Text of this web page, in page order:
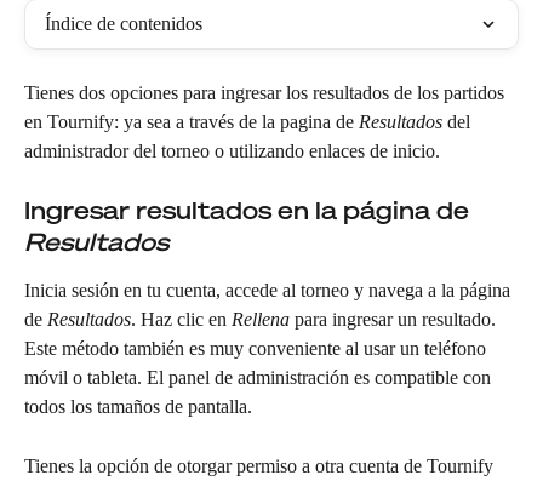
Índice de contenidos
Tienes dos opciones para ingresar los resultados de los partidos
en Tournify: ya sea a través de la pagina de Resultados del
administrador del torneo o utilizando enlaces de inicio.
Ingresar resultados en la página de
Resultados
Inicia sesión en tu cuenta, accede al torneo y navega a la página
de Resultados. Haz clic en Rellena para ingresar un resultado.
Este método también es muy conveniente al usar un teléfono
móvil o tableta. El panel de administración es compatible con
todos los tamaños de pantalla.
Tienes la opción de otorgar permiso a otra cuenta de Tournify